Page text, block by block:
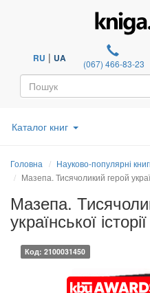
RU | UA (067) 466-83-23
Каталог книг
Головна
Науково-популярні
Мазепа. Тисячоликий герой
Мазепа.
української історії
Код: 2100031450